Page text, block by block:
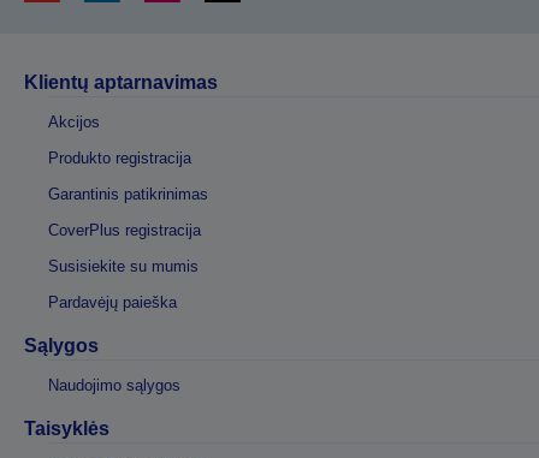
Klientų aptarnavimas
Akcijos
Produkto registracija
Garantinis patikrinimas
CoverPlus registracija
Susisiekite su mumis
Pardavėjų paieška
Sąlygos
Naudojimo sąlygos
Taisyklės